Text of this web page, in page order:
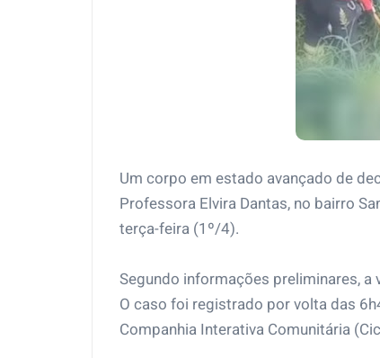
Um corpo em estado avançado de
Professora Elvira Dantas, no bairro
terça-feira (1º/4).
Segundo informações preliminares,
O caso foi registrado por volta das
Companhia Interativa Comunitária